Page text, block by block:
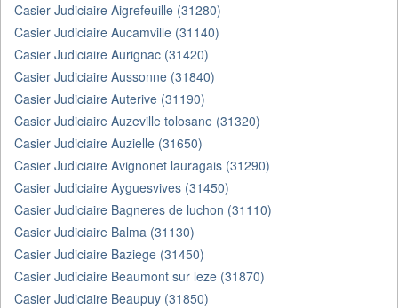
Casier Judiciaire Aigrefeuille (31280)
Casier Judiciaire Aucamville (31140)
Casier Judiciaire Aurignac (31420)
Casier Judiciaire Aussonne (31840)
Casier Judiciaire Auterive (31190)
Casier Judiciaire Auzeville tolosane (31320)
Casier Judiciaire Auzielle (31650)
Casier Judiciaire Avignonet lauragais (31290)
Casier Judiciaire Ayguesvives (31450)
Casier Judiciaire Bagneres de luchon (31110)
Casier Judiciaire Balma (31130)
Casier Judiciaire Baziege (31450)
Casier Judiciaire Beaumont sur leze (31870)
Casier Judiciaire Beaupuy (31850)